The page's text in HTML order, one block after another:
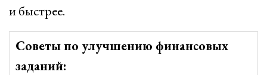
и быстрее.
Советы по улучшению финансовых
заданий: